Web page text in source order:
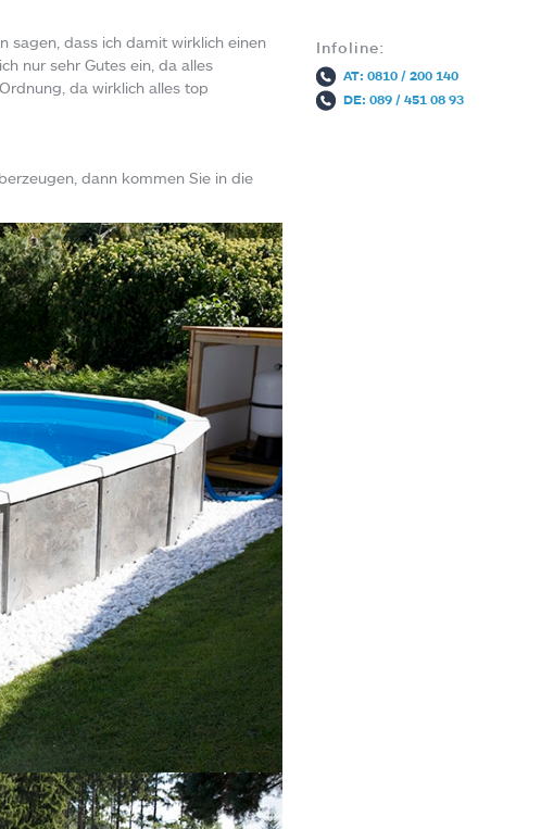
sagen, dass ich damit wirklich einen
nur sehr Gutes ein, da alles
da wirklich alles top
dann kommen Sie in die
Infoline:
AT: 0810 / 200 140
DE: 089 / 451 08 93